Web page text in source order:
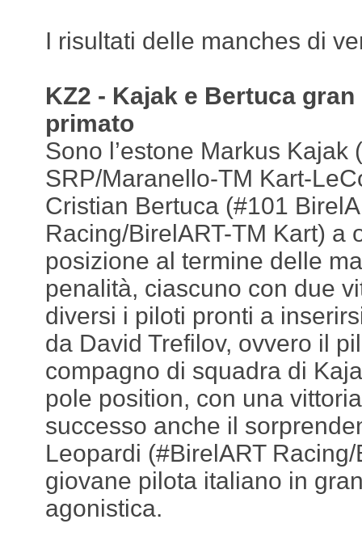
I risultati delle manches di
KZ2 - Kajak e Bertuca
primato
Sono l’estone Markus Kajak
SRP/Maranello-TM Kart-
Cristian Bertuca (#101
Racing/BirelART-TM Kart) a
posizione al termine delle
penalità, ciascuno con due
diversi i piloti pronti a
da David Trefilov, ovvero il
compagno di squadra di
pole position, con una
successo anche il
Leopardi (#BirelART
giovane pilota italiano in
agonistica.